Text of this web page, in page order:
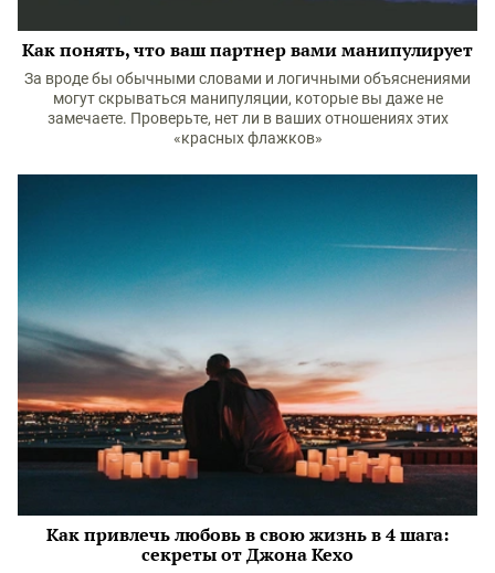
Как понять, что ваш партнер вами манипулирует
За вроде бы обычными словами и логичными объяснениями
могут скрываться манипуляции, которые вы даже не
замечаете. Проверьте, нет ли в ваших отношениях этих
«красных флажков»
Как привлечь любовь в свою жизнь в 4 шага:
секреты от Джона Кехо